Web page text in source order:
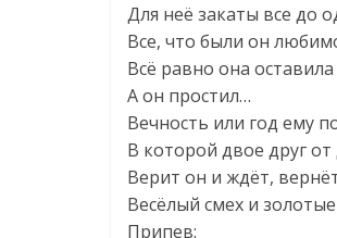
Для неё закаты все до
Все, что были он
Всё равно она оставила
А он простил…
Вечность или год ему
В которой двое друг от
Верит он и ждёт,
Весёлый смех и
Припев: